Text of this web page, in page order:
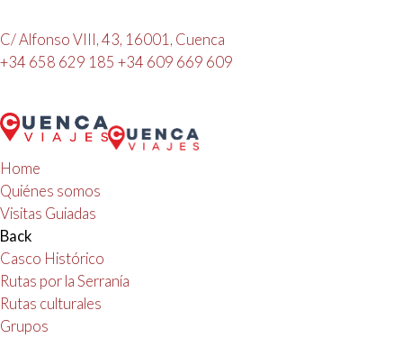
C/ Alfonso VIII, 43, 16001, Cuenca
+34 658 629 185 +34 609 669 609
Home
Quiénes somos
Visitas Guiadas
Back
Casco Histórico
Rutas por la Serranía
Rutas culturales
Grupos